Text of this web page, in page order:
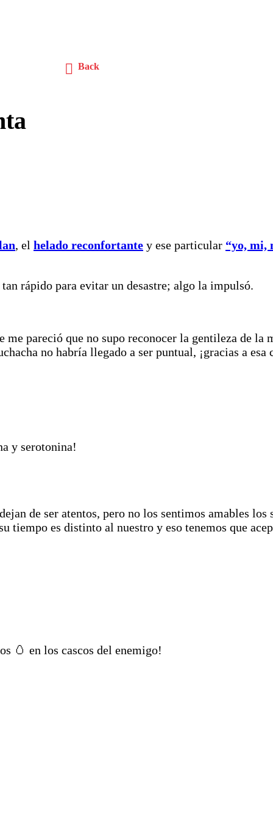
Back
, el helado reconfortante y ese particular “yo, mi,
rápido para evitar un desastre; algo la impulsó.
me pareció que no supo reconocer la gentileza de la
no habría llegado a ser puntual, ¡gracias a
y serotonina!
de ser atentos, pero no los sentimos amables los
tiempo es distinto al nuestro y eso tenemos que
🥚 en los cascos del enemigo!